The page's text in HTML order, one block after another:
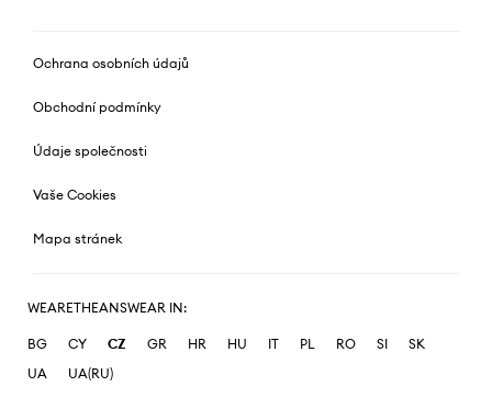
Ochrana osobních údajů
Obchodní podmínky
Údaje společnosti
Vaše Cookies
Mapa stránek
WEARETHEANSWEAR IN:
BG CY CZ GR HR HU IT PL RO SI
SK
UA
UA(RU)